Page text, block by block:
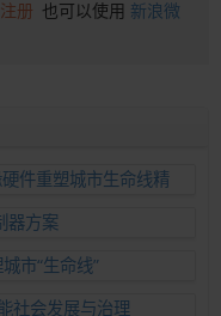
册 也可以使用 新浪微
件重塑城市生命线精
器方案
市“生命线”
社会发展与治理